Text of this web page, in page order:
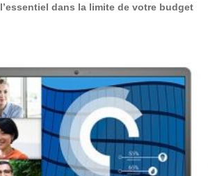
l’essentiel dans la limite de votre budget